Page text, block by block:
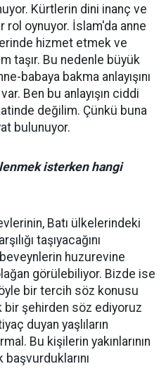
Kürtlerin dini inanç ve
rol oynuyor. İslam'da anne
hizmet etmek ve
taşır. Bu nedenle büyük
babaya bakma anlayışını
Ben bu anlayışın ciddi
değilim. Çünkü buna
bulunuyor.
isterken hangi
Batı ülkelerindeki
taşıyacağını
huzurevine
görülebiliyor. Bizde ise
bir tercih söz konusu
bir şehirden söz ediyoruz
duyan yaşlıların
Bu kişilerin yakınlarının